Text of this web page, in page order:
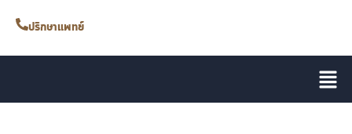
ปรึกษาแพทย์